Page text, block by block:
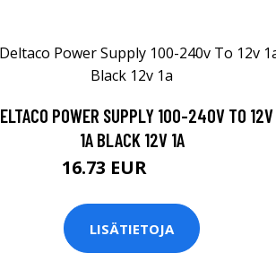
POWER SUPPLY 100-240V TO 12V
1A BLACK 12V 1A
16.73 EUR
LISÄTIETOJA